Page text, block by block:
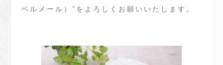
ベルメール）”をよろしくお願いいたします。